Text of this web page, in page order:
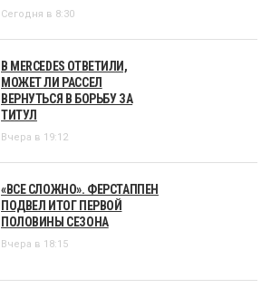
Сегодня в 8:30
В MERCEDES ОТВЕТИЛИ,
МОЖЕТ ЛИ РАССЕЛ
ВЕРНУТЬСЯ В БОРЬБУ ЗА
ТИТУЛ
Вчера в 19:12
«ВСЕ СЛОЖНО». ФЕРСТАППЕН
ПОДВЕЛ ИТОГ ПЕРВОЙ
ПОЛОВИНЫ СЕЗОНА
Вчера в 18:15